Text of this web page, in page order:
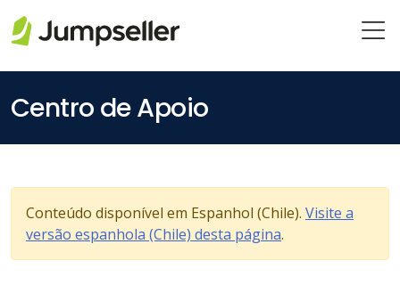
Centro de Apoio
Conteúdo disponível em Espanhol (Chile). Visite a
versão espanhola (Chile) desta página.